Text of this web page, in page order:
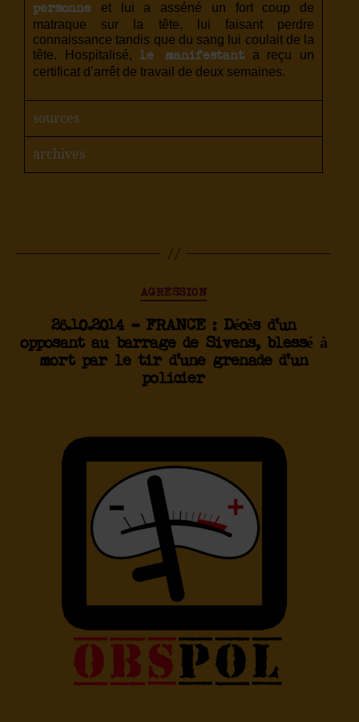
personne et lui a asséné un fort coup de
matraque sur la tête, lui faisant perdre
connaissance tandis que du sang lui coulait de la
tête. Hospitalisé, le manifestant a reçu un
certificat d’arrêt de travail de deux semaines.
sources
archives
AGRESSION
26.10.2014 – FRANCE : Décès d’un
opposant au barrage de Sivens, blessé à
mort par le tir d’une grenade d’un
policier